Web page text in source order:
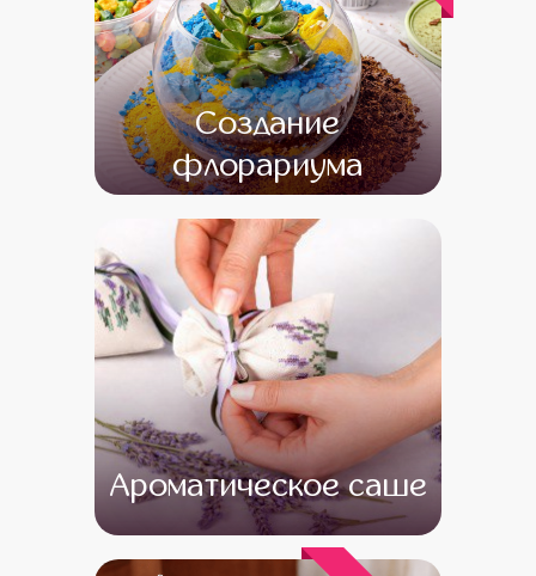
Создание
флорариума
от 16 000 от 14 000
Ароматическое саше
от 13 000 от 11 000